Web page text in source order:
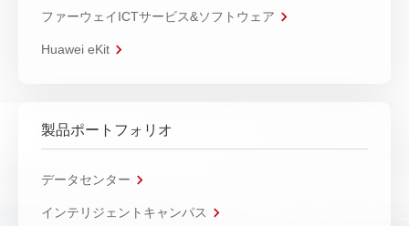
ファーウェイICTサービス&ソフトウェア
Huawei eKit
製品ポートフォリオ
データセンター
インテリジェントキャンパス